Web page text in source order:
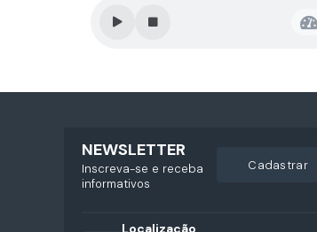
Localização
NEWSLETTER
Inscreva-se e receba
informativos
cadastrar